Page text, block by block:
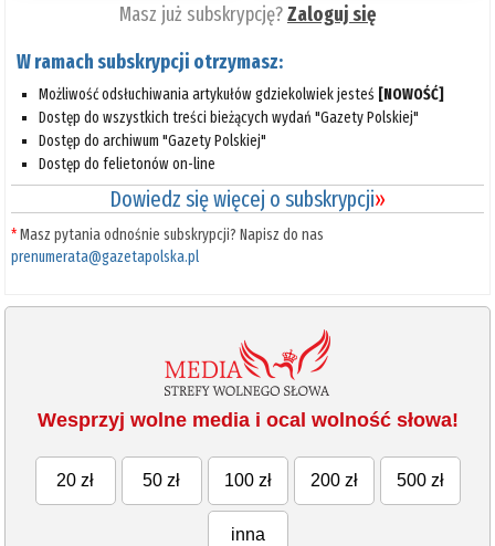
Masz już subskrypcję?Zaloguj się
W ramach subskrypcji otrzymasz:
Możliwość odsłuchiwania artykułów gdziekolwiek jesteś [NOWOŚĆ]
Dostęp do wszystkich treści bieżących wydań "Gazety Polskiej"
Dostęp do archiwum "Gazety Polskiej"
Dostęp do felietonów on-line
Dowiedz się więcej o subskrypcji»
*Masz pytania odnośnie subskrypcji? Napisz do nas
prenumerata@gazetapolska.pl
Wesprzyj wolne media i ocal wolność słowa!
20 zł 50 zł 100 zł 200 zł 500 zł
inna